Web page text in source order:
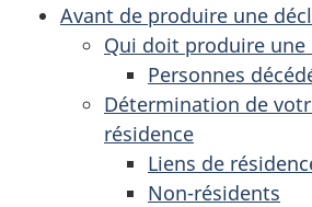
Avant de produire une
Qui doit produire une
Personnes
Détermination de
résidence
Liens de
Non-résidents